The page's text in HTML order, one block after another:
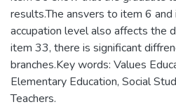
results.The ansvers to item 6
accupation level also affects the
item 33, there is significant
branches.Key words: Values
Elementary Education, Social
Teachers.